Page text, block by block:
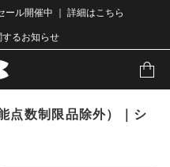
ール開催中 ｜ 詳細はこちら
るお知らせ
点数制限品除外）｜シ